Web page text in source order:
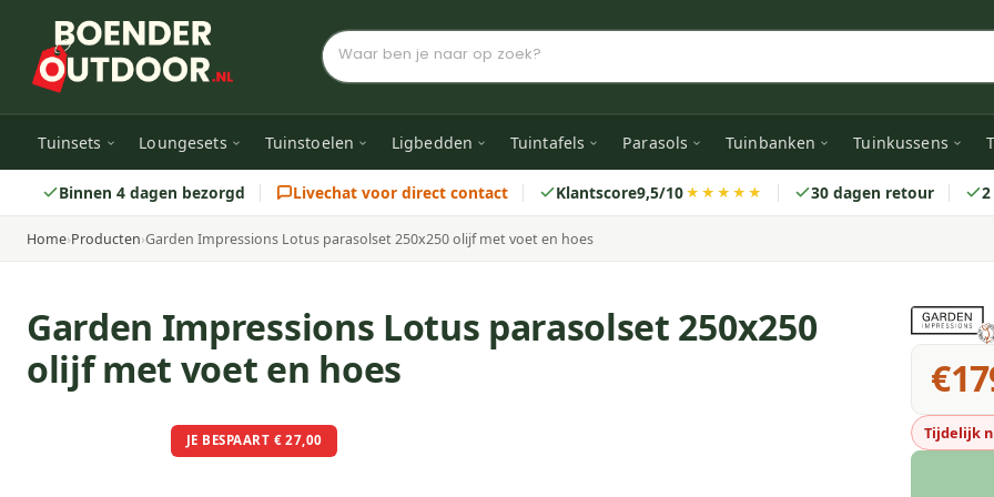
Tuinsets Loungesets Tuinstoelen Ligbedden Tuintafels Parasols Tuinbanken Tuinkussens
Binnen 4 dagen bezorgd Livechat voor direct contact Klantscore9,5/10★★★★★ 30 dagen retour
Home›Producten›Garden Impressions Lotus parasolset 250x250 olijf met voet en hoes
Garden Impressions Lotus parasolset 250x250
olijf met voet en hoes
JE BESPAART € 27,00 Tijdelijk